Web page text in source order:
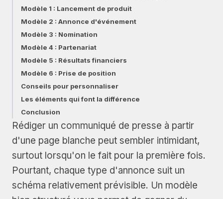
Modèle 1 : Lancement de produit
Modèle 2 : Annonce d'événement
Modèle 3 : Nomination
Modèle 4 : Partenariat
Modèle 5 : Résultats financiers
Modèle 6 : Prise de position
Conseils pour personnaliser
Les éléments qui font la différence
Conclusion
Rédiger un communiqué de presse à partir
d'une page blanche peut sembler intimidant,
surtout lorsqu'on le fait pour la première fois.
Pourtant, chaque type d'annonce suit un
schéma relativement prévisible. Un modèle